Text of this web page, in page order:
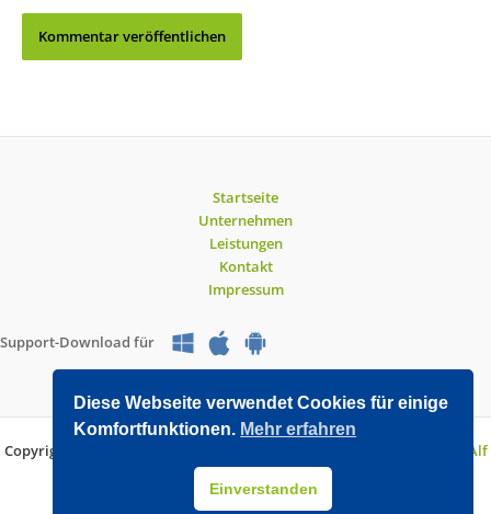
Startseite
Unternehmen
Leistungen
Kontakt
Impressum
Support-Download für
Copyright © 2026 O&V DATEC GmbH | Entwickelt mit WordPress von
Alf
Drollinger
Diese Webseite verwendet Cookies für einige
Komfortfunktionen. Mehr erfahren
Einverstanden